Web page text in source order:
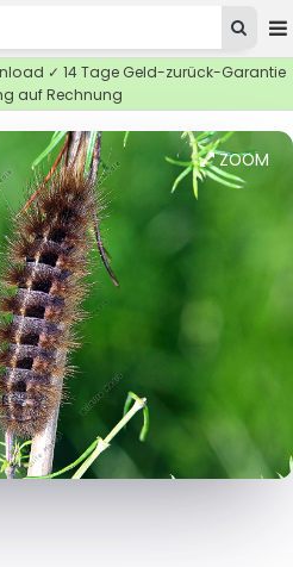
✓ 14 Tage Geld-zurück-Garantie
auf Rechnung
ZOOM